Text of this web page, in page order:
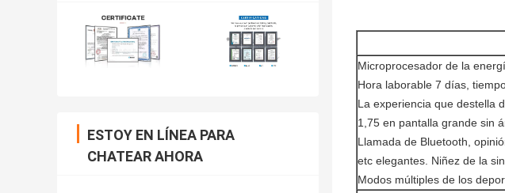
ESTOY EN LÍNEA PARA
CHATEAR AHORA
Microprocesador de la
Hora laborable 7 días,
La experiencia que destella
1,75 en pantalla grande sin
Llamada de Bluetooth,
etc elegantes. Niñez de la
Modos múltiples de los